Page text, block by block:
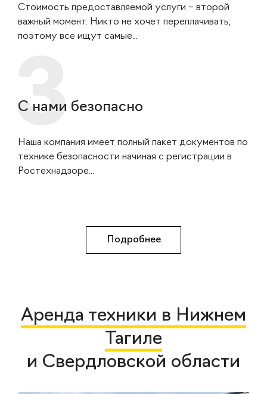
Стоимость предоставляемой услуги – второй
важный момент. Никто не хочет переплачивать,
поэтому все ищут самые...
С нами безопасно
Наша компания имеет полный пакет документов по
технике безопасности начиная с регистрации в
Ростехнадзоре...
Подробнее
Аренда техники в Нижнем
Тагиле
и Свердловской области